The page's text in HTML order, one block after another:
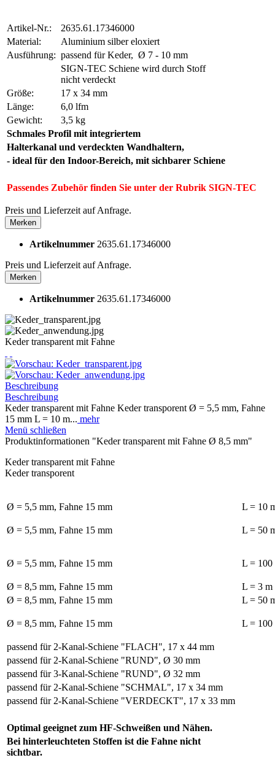
Artikel-Nr.:
2635.61.17346000
Material:
Aluminium silber eloxiert
Ausführung: passend für Keder, Ø 7 - 10 mm
SIGN-TEC Schiene wird durch Stoff
nicht verdeckt
Größe:
17 x 34 mm
Länge:
6,0 lfm
Gewicht:
3,5 kg
Schmales Profil mit integriertem
Halterkanal und verdeckten Wandhaltern,
- ideal für den Indoor-Bereich, mit sichbarer Schiene
Passendes Zubehör finden Sie unter der Rubrik SIGN-TEC
Preis und Lieferzeit auf Anfrage.
Merken
Artikelnummer 2635.61.17346000
Preis und Lieferzeit auf Anfrage.
Merken
Artikelnummer 2635.61.17346000
Keder transparent mit Fahne
Beschreibung
Beschreibung
Keder transparent mit Fahne Keder transporent Ø = 5,5 mm, Fahne
15 mm L = 10 m... mehr
Menü schließen
Produktinformationen "Keder transparent mit Fahne Ø 8,5 mm"
Keder transparent mit Fahne
Keder transporent
Ø = 5,5 mm, Fahne 15 mm L = 10
Ø = 5,5 mm, Fahne 15 mm L = 50
Ø = 5,5 mm, Fahne 15 mm L = 100
Ø = 8,5 mm, Fahne 15 mm
L = 3 m
Ø = 8,5 mm, Fahne 15 mm
L = 50
Ø = 8,5 mm, Fahne 15 mm L = 100
passend für 2-Kanal-Schiene "FLACH", 17 x 44 mm
passend für 2-Kanal-Schiene "RUND", Ø 30 mm
passend für 3-Kanal-Schiene "RUND", Ø 32 mm
passend für 2-Kanal-Schiene "SCHMAL", 17 x 34 mm
passend für 2-Kanal-Schiene "VERDECKT", 17 x 33 mm
Optimal geeignet zum HF-Schweißen und Nähen.
Bei hinterleuchteten Stoffen ist die Fahne nicht
sichtbar.